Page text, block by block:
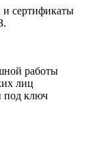
сертификаты
работы
лиц
под ключ